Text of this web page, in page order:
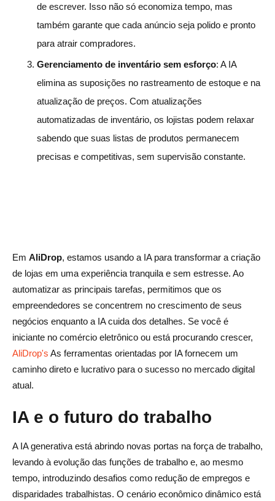
de escrever. Isso não só economiza tempo, mas
também garante que cada anúncio seja polido e pronto
para atrair compradores.
Gerenciamento de inventário sem esforço: A IA
elimina as suposições no rastreamento de estoque e na
atualização de preços. Com atualizações
automatizadas de inventário, os lojistas podem relaxar
sabendo que suas listas de produtos permanecem
precisas e competitivas, sem supervisão constante.
Em AliDrop, estamos usando a IA para transformar a criação
de lojas em uma experiência tranquila e sem estresse. Ao
automatizar as principais tarefas, permitimos que os
empreendedores se concentrem no crescimento de seus
negócios enquanto a IA cuida dos detalhes. Se você é
iniciante no comércio eletrônico ou está procurando crescer,
AliDrop's As ferramentas orientadas por IA fornecem um
caminho direto e lucrativo para o sucesso no mercado digital
atual.
IA e o futuro do trabalho
A IA generativa está abrindo novas portas na força de trabalho,
levando à evolução das funções de trabalho e, ao mesmo
tempo, introduzindo desafios como redução de empregos e
disparidades trabalhistas. O cenário econômico dinâmico está